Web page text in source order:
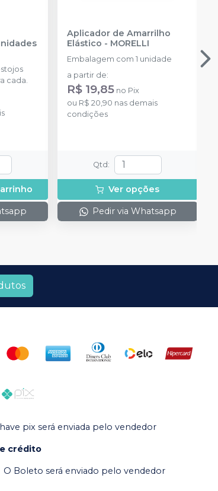
cada.
Aplicador de Amarrilho
Elástico - MORELLI
Embalagem com 1 unidade
a partir de:
R$ 19,85 no Pix
ou R$ 20,90 nas demais
condições
Qtd :
Ver opções
Pedir via Whatsapp
pix será enviada pelo vendedor
crédito
O Boleto será enviado pelo vendedor